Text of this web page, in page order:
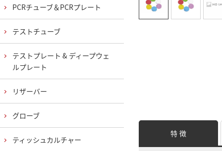
特 徴
PCRチューブ＆PCRプレート
テストチューブ
テストプレート & ディープウェ
ルプレート
リザーバー
グローブ
ティッシュカルチャー